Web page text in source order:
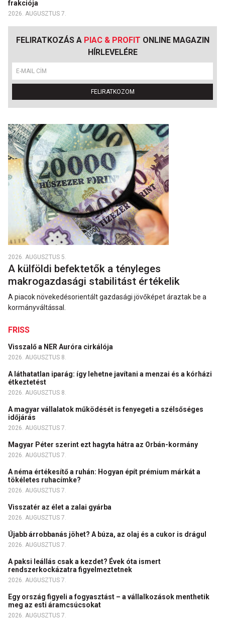
frakciója
2026. AUGUSZTUS 7.
FELIRATKOZÁS A PIAC & PROFIT ONLINE MAGAZIN
HÍRLEVELÉRE
FELIRATKOZOM
2026. AUGUSZTUS 5.
A külföldi befektetők a tényleges
makrogazdasági stabilitást értékelik
A piacok növekedésorientált gazdasági jövőképet áraztak be a
kormányváltással.
FRISS
Visszalő a NER Auróra cirkálója
2026. AUGUSZTUS 8.
A láthatatlan iparág: így lehetne javítani a menzai és a kórházi
étkeztetést
2026. AUGUSZTUS 8.
A magyar vállalatok működését is fenyegeti a szélsőséges
időjárás
2026. AUGUSZTUS 7.
Magyar Péter szerint ezt hagyta hátra az Orbán-kormány
2026. AUGUSZTUS 7.
A néma értékesítő a ruhán: Hogyan épít prémium márkát a
tökéletes ruhacímke?
2026. AUGUSZTUS 7.
Visszatér az élet a zalai gyárba
2026. AUGUSZTUS 7.
Újabb árrobbanás jöhet? A búza, az olaj és a cukor is drágul
2026. AUGUSZTUS 7.
A paksi leállás csak a kezdet? Évek óta ismert
rendszerkockázatra figyelmeztetnek
2026. AUGUSZTUS 7.
Egy ország figyeli a fogyasztást – a vállalkozások menthetik
meg az esti áramcsúcsokat
2026. AUGUSZTUS 7.